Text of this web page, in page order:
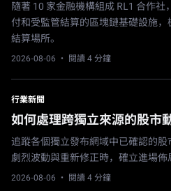
隨著 10 家金融機構組成 RL1 合作
付和受監管結算的區塊鏈基礎設施
結算場所。
2026-08-06 · 閱讀 4 分鐘
行業新聞
如何處理跨獨立來源的股市
追蹤各個獨立發布網域中已確認的
劇烈波動與重新修正時，確立進場佈
2026-08-06 · 閱讀 4 分鐘